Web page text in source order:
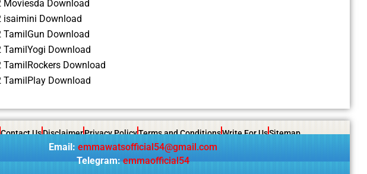
Moviesda Download
isaimini Download
TamilGun Download
TamilYogi Download
TamilRockers Download
TamilPlay Download
Contact UsDisclaimerPrivacy PolicyTerms and ConditionsWrite For UsSitemap
Email: emmawatsofficial54@gmail.com
Telegram: emmaofficial54